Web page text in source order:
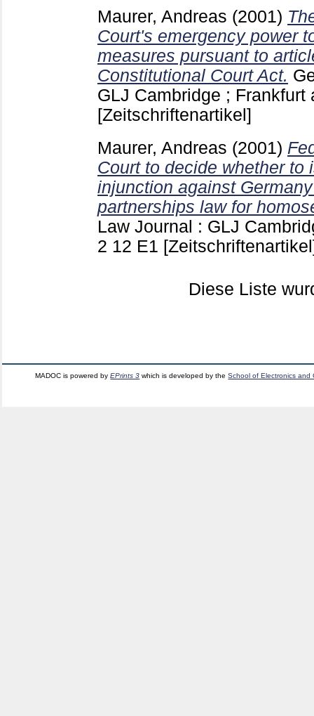
Maurer, Andreas (2001)
Court's emergency power
measures pursuant to
Constitutional Court Act.
GLJ Cambridge ;
[Zeitschriftenartikel]
Maurer, Andreas (2001)
Court to decide whether to
injunction against
partnerships law for
Law Journal : GLJ
2 12 E1
Diese Liste
MADOC is powered byEPrints 3 which is developed by theSchool of Electronics and